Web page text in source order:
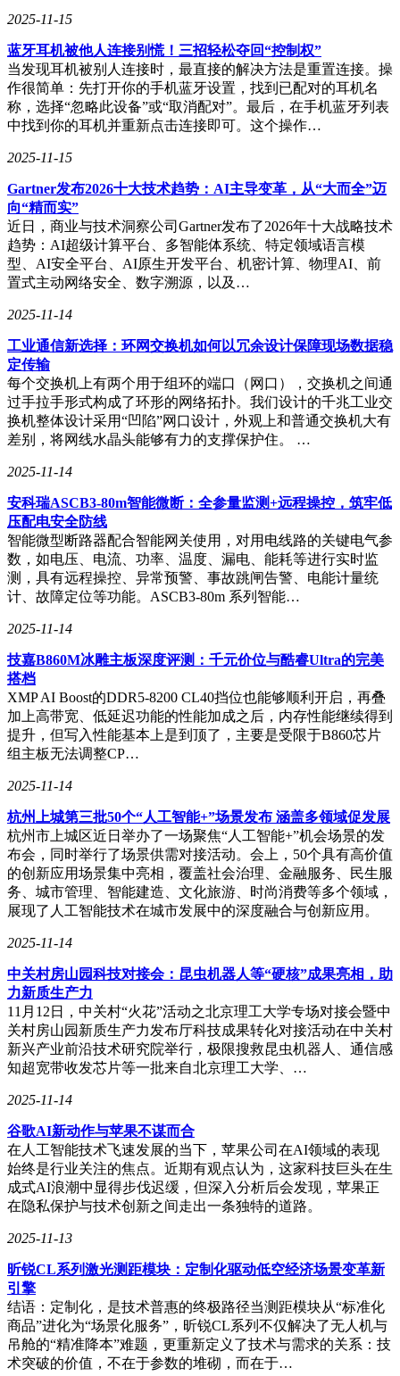
2025-11-15
蓝牙耳机被他人连接别慌！三招轻松夺回“控制权”
当发现耳机被别人连接时，最直接的解决方法是重置连接。操
作很简单：先打开你的手机蓝牙设置，找到已配对的耳机名
称，选择“忽略此设备”或“取消配对”。最后，在手机蓝牙列表
中找到你的耳机并重新点击连接即可。这个操作…
2025-11-15
Gartner发布2026十大技术趋势：AI主导变革，从“大而全”迈
向“精而实”
近日，商业与技术洞察公司Gartner发布了2026年十大战略技术
趋势：AI超级计算平台、多智能体系统、特定领域语言模
型、AI安全平台、AI原生开发平台、机密计算、物理AI、前
置式主动网络安全、数字溯源，以及…
2025-11-14
工业通信新选择：环网交换机如何以冗余设计保障现场数据稳
定传输
每个交换机上有两个用于组环的端口（网口），交换机之间通
过手拉手形式构成了环形的网络拓扑。我们设计的千兆工业交
换机整体设计采用“凹陷”网口设计，外观上和普通交换机大有
差别，将网线水晶头能够有力的支撑保护住。 …
2025-11-14
安科瑞ASCB3-80m智能微断：全参量监测+远程操控，筑牢低
压配电安全防线
智能微型断路器配合智能网关使用，对用电线路的关键电气参
数，如电压、电流、功率、温度、漏电、能耗等进行实时监
测，具有远程操控、异常预警、事故跳闸告警、电能计量统
计、故障定位等功能。ASCB3-80m 系列智能…
2025-11-14
技嘉B860M冰雕主板深度评测：千元价位与酷睿Ultra的完美
搭档
XMP AI Boost的DDR5-8200 CL40挡位也能够顺利开启，再叠
加上高带宽、低延迟功能的性能加成之后，内存性能继续得到
提升，但写入性能基本上是到顶了，主要是受限于B860芯片
组主板无法调整CP…
2025-11-14
杭州上城第三批50个“人工智能+”场景发布 涵盖多领域促发展
杭州市上城区近日举办了一场聚焦“人工智能+”机会场景的发
布会，同时举行了场景供需对接活动。会上，50个具有高价值
的创新应用场景集中亮相，覆盖社会治理、金融服务、民生服
务、城市管理、智能建造、文化旅游、时尚消费等多个领域，
展现了人工智能技术在城市发展中的深度融合与创新应用。
2025-11-14
中关村房山园科技对接会：昆虫机器人等“硬核”成果亮相，助
力新质生产力
11月12日，中关村“火花”活动之北京理工大学专场对接会暨中
关村房山园新质生产力发布厅科技成果转化对接活动在中关村
新兴产业前沿技术研究院举行，极限搜救昆虫机器人、通信感
知超宽带收发芯片等一批来自北京理工大学、…
2025-11-14
谷歌AI新动作与苹果不谋而合
在人工智能技术飞速发展的当下，苹果公司在AI领域的表现
始终是行业关注的焦点。近期有观点认为，这家科技巨头在生
成式AI浪潮中显得步伐迟缓，但深入分析后会发现，苹果正
在隐私保护与技术创新之间走出一条独特的道路。
2025-11-13
昕锐CL系列激光测距模块：定制化驱动低空经济场景变革新
引擎
结语：定制化，是技术普惠的终极路径当测距模块从“标准化
商品”进化为“场景化服务”，昕锐CL系列不仅解决了无人机与
吊舱的“精准降本”难题，更重新定义了技术与需求的关系：技
术突破的价值，不在于参数的堆砌，而在于…